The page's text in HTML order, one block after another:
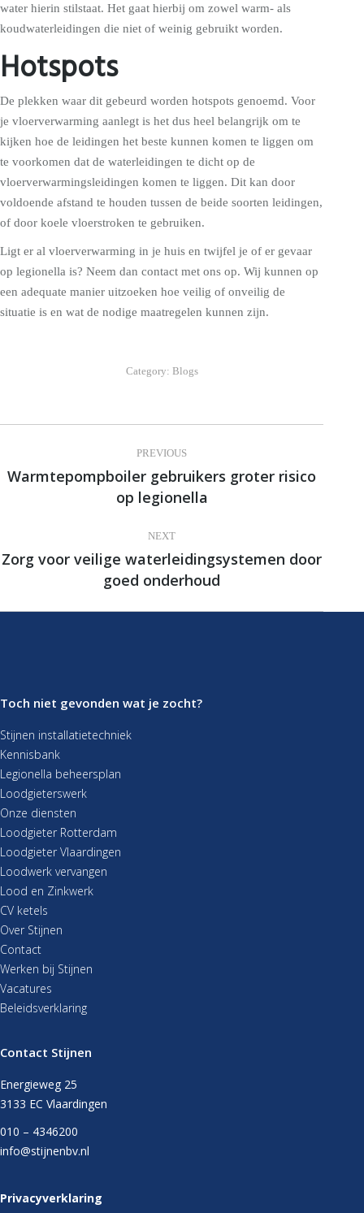
water hierin stilstaat. Het gaat hierbij om zowel warm- als
koudwaterleidingen die niet of weinig gebruikt worden.
Hotspots
De plekken waar dit gebeurd worden hotspots genoemd. Voor
je vloerverwarming aanlegt is het dus heel belangrijk om te
kijken hoe de leidingen het beste kunnen komen te liggen om
te voorkomen dat de waterleidingen te dicht op de
vloerverwarmingsleidingen komen te liggen. Dit kan door
voldoende afstand te houden tussen de beide soorten leidingen,
of door koele vloerstroken te gebruiken.
Ligt er al vloerverwarming in je huis en twijfel je of er gevaar
op legionella is? Neem dan contact met ons op. Wij kunnen op
een adequate manier uitzoeken hoe veilig of onveilig de
situatie is en wat de nodige maatregelen kunnen zijn.
Category: Blogs
navigation
PREVIOUS
Previous
post:
Warmtepompboiler gebruikers groter risico
op legionella
NEXT
Next
post:
Zorg voor veilige waterleidingsystemen door
goed onderhoud
Toch niet gevonden wat je zocht?
Stijnen installatietechniek
Kennisbank
Legionella beheersplan
Loodgieterswerk
Onze diensten
Loodgieter Rotterdam
Loodgieter Vlaardingen
Loodwerk vervangen
Lood en Zinkwerk
CV ketels
Over Stijnen
Contact
Werken bij Stijnen
Vacatures
Beleidsverklaring
Contact Stijnen
Energieweg 25
3133 EC Vlaardingen
010 – 4346200
info@stijnenbv.nl
Privacyverklaring